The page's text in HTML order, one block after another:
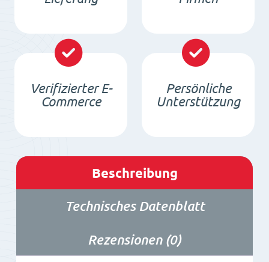
Gewindebuchse
Menge
Verifizierter E-
Commerce
Persönliche
Unterstützung
Beschreibung
Technisches Datenblatt
Rezensionen (0)